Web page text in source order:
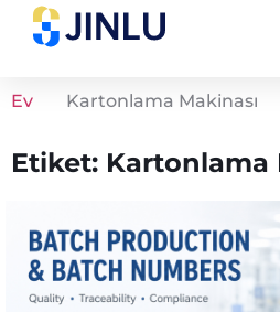
Ev Kartonlama Makinası
Etiket: Kartonlama